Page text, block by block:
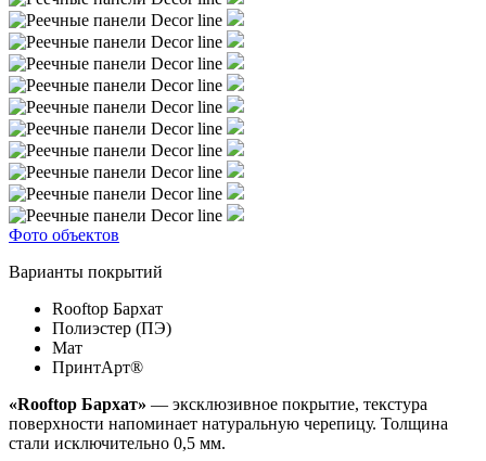
Фото объектов
Варианты покрытий
Rooftop Бархат
Полиэстер (ПЭ)
Мат
ПринтАрт®
«Rooftop Бархат» — эксклюзивное покрытие, текстура
поверхности напоминает натуральную черепицу. Толщина
стали исключительно 0,5 мм.